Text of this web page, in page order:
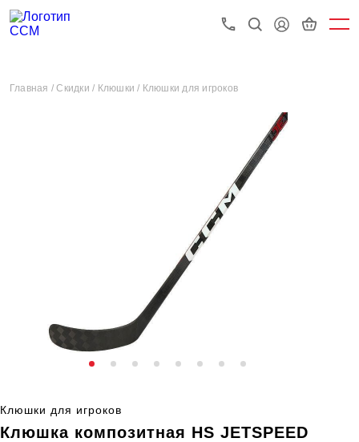
Главная /Скидки / Клюшки / Клюшки для игроков
Клюшки для игроков
Клюшка композитная HS JETSPEED